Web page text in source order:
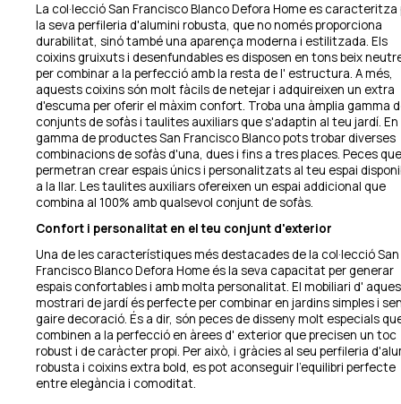
La col·lecció San Francisco Blanco Defora Home es caracteritza
la seva perfileria d'alumini robusta, que no només proporciona
durabilitat, sinó també una aparença moderna i estilitzada. Els
coixins gruixuts i desenfundables es disposen en tons beix
per combinar a la perfecció amb la resta de l' estructura. A més,
aquests coixins són molt fàcils de netejar i adquireixen un extra
d'escuma per oferir el màxim confort. Troba una àmplia gamma
conjunts de sofàs i taulites auxiliars que s'adaptin al teu jardí. En
gamma de productes San Francisco Blanco pots trobar diverses
combinacions de sofàs d'una, dues i fins a tres places. Peces
permetran crear espais únics i personalitzats al teu espai
a la llar. Les taulites auxiliars ofereixen un espai addicional que
combina al 100% amb qualsevol conjunt de sofàs.
Confort i personalitat en el teu conjunt d'exterior
Una de les característiques més destacades de la col·lecció San
Francisco Blanco Defora Home és la seva capacitat per generar
espais confortables i amb molta personalitat. El mobiliari d'
mostrari de jardí és perfecte per combinar en jardins simples i
gaire decoració. És a dir, són peces de disseny molt especials
combinen a la perfecció en àrees d' exterior que precisen un toc
robust i de caràcter propi. Per això, i gràcies al seu perfileria
robusta i coixins extra bold, es pot aconseguir l'equilibri perfecte
entre elegància i comoditat.